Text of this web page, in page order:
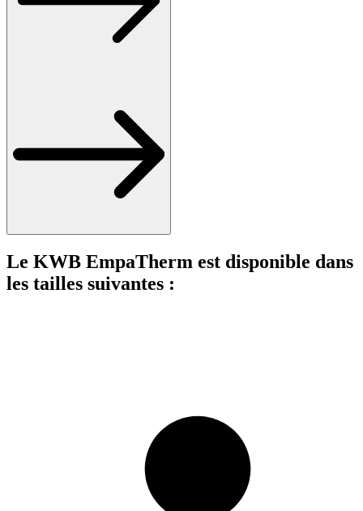
Le KWB EmpaTherm est disponible dans
les tailles suivantes :